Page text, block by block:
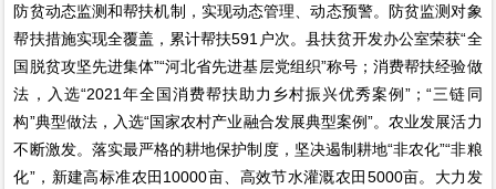
防贫动态监测和帮扶机制，实现动态管理、动态预警。防贫监测对象
帮扶措施实现全覆盖，累计帮扶591户次。县扶贫开发办公室荣获“全
国脱贫攻坚先进集体”“河北省先进基层党组织”称号；消费帮扶经验做
法，入选“2021年全国消费帮扶助力乡村振兴优秀案例”；“三链同
构”典型做法，入选“国家农村产业融合发展典型案例”。农业发展活力
不断激发。落实最严格的耕地保护制度，坚决遏制耕地“非农化”“非粮
化”，新建高标准农田10000亩、高效节水灌溉农田5000亩。大力发